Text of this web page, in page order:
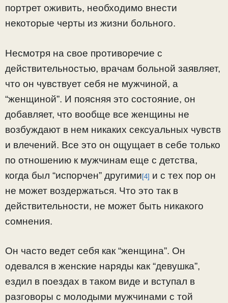
портрет оживить, необходимо внести
некоторые черты из жизни больного.
Несмотря на свое противоречие с
действительностью, врачам больной заявляет,
что он чувствует себя не мужчиной, а
“женщиной”. И поясняя это состояние, он
добавляет, что вообще все женщины не
возбуждают в нем никаких сексуальных чувств
и влечений. Все это он ощущает в себе только
по отношению к мужчинам еще с детства,
когда был “испорчен” другими[4] и с тех пор он
не может воздержаться. Что это так в
действительности, не может быть никакого
сомнения.
Он часто ведет себя как “женщина”. Он
одевался в женские наряды как “девушка”,
ездил в поездах в таком виде и вступал в
разговоры с молодыми мужчинами с той